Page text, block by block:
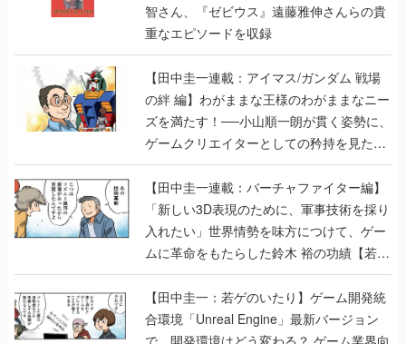
智さん、『ゼビウス』遠藤雅伸さんらの貴
重なエピソードを収録
【田中圭一連載：アイマス/ガンダム 戦場
の絆 編】わがままな王様のわがままなニー
ズを満たす！──小山順一朗が貫く姿勢に、
ゲームクリエイターとしての矜持を見た
【若ゲのいたり最終回】
【田中圭一連載：バーチャファイター編】
「新しい3D表現のために、軍事技術を採り
入れたい」世界情勢を味方につけて、ゲー
ムに革命をもたらした鈴木 裕の功績【若ゲ
のいたり】
【田中圭一：若ゲのいたり】ゲーム開発統
合環境「Unreal Engine」最新バージョン
で、開発環境はどう変わる？ ゲーム業界向